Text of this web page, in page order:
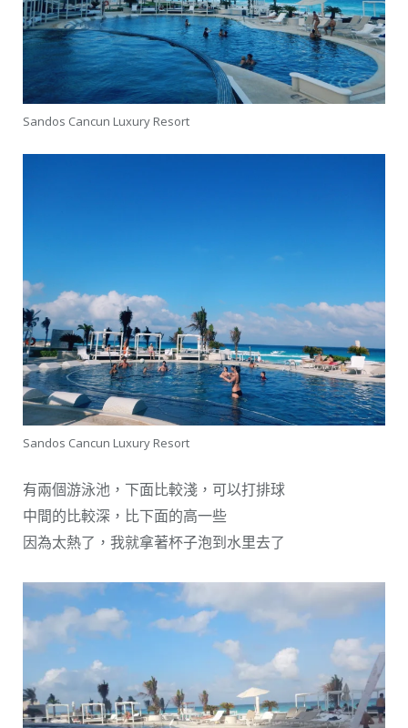
Sandos Cancun Luxury Resort
Sandos Cancun Luxury Resort
有兩個游泳池，下面比較淺，可以打排球
中間的比較深，比下面的高一些
因為太熱了，我就拿著杯子泡到水里去了